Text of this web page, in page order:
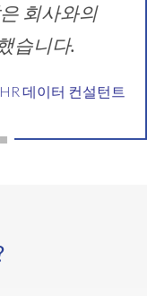
회사와의
습니다.
데이터 컨설턴트